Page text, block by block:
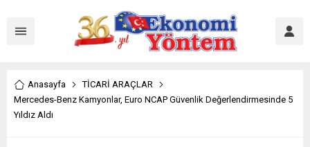
Anasayfa
TİCARİ ARAÇLAR
Mercedes-Benz Kamyonlar, Euro NCAP Güvenlik Değerlendirmesinde 5
Yıldız Aldı